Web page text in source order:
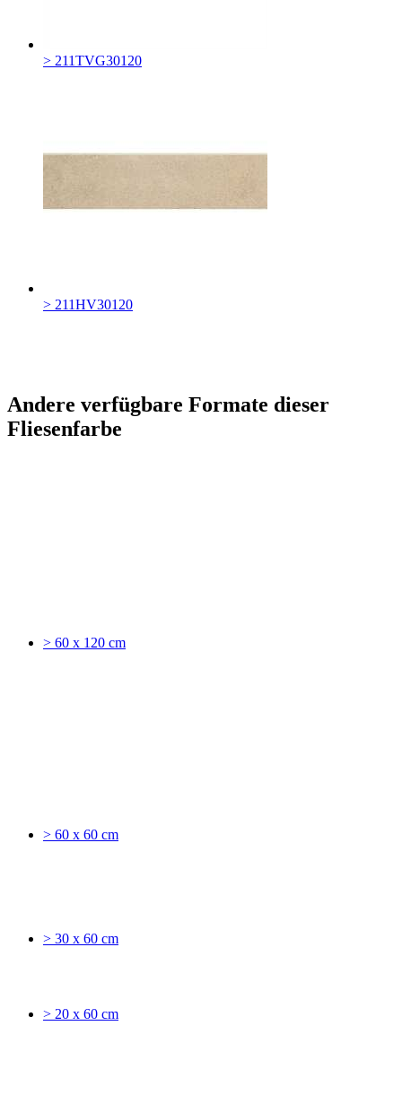
> 211TVG30120
> 211HV30120
Andere verfügbare Formate dieser
Fliesenfarbe
> 60 x 120 cm
> 60 x 60 cm
> 30 x 60 cm
> 20 x 60 cm